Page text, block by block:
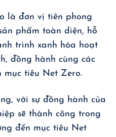
là đơn vị tiên phong
phẩm toàn diện, hỗ
trình xanh hóa hoạt
đồng hành cùng các
mục tiêu Net Zero.
với sự đồng hành của
sẽ thành công trong
đến mục tiêu Net